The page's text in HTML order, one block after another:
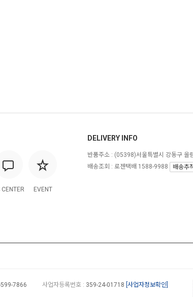
CENTER EVENT
DELIVERY INFO
반품주소 : (05398)서울특별시 강동구 올
배송조회 : 로젠택배 1588-9988
배송추
7866 사업자등록번호 : 359-24-01718 [사업자정보확인]